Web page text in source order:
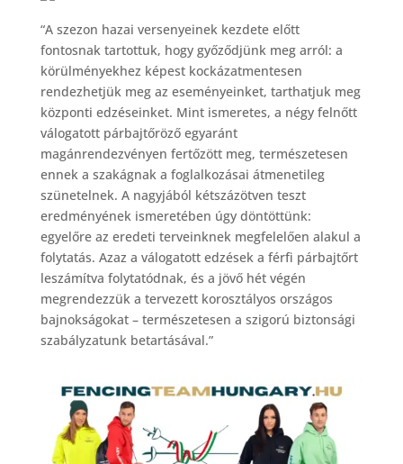
“A szezon hazai versenyeinek kezdete előtt
fontosnak tartottuk, hogy győződjünk meg arról: a
körülményekhez képest kockázatmentesen
rendezhetjük meg az eseményeinket, tarthatjuk meg
központi edzéseinket. Mint ismeretes, a négy felnőtt
válogatott párbajtőröző egyaránt
magánrendezvényen fertőzött meg, természetesen
ennek a szakágnak a foglalkozásai átmenetileg
szünetelnek. A nagyjából kétszázötven teszt
eredményének ismeretében úgy döntöttünk:
egyelőre az eredeti terveinknek megfelelően alakul a
folytatás. Azaz a válogatott edzések a férfi párbajtőrt
leszámítva folytatódnak, és a jövő hét végén
megrendezzük a tervezett korosztályos országos
bajnokságokat – természetesen a szigorú biztonsági
szabályzatunk betartásával.”